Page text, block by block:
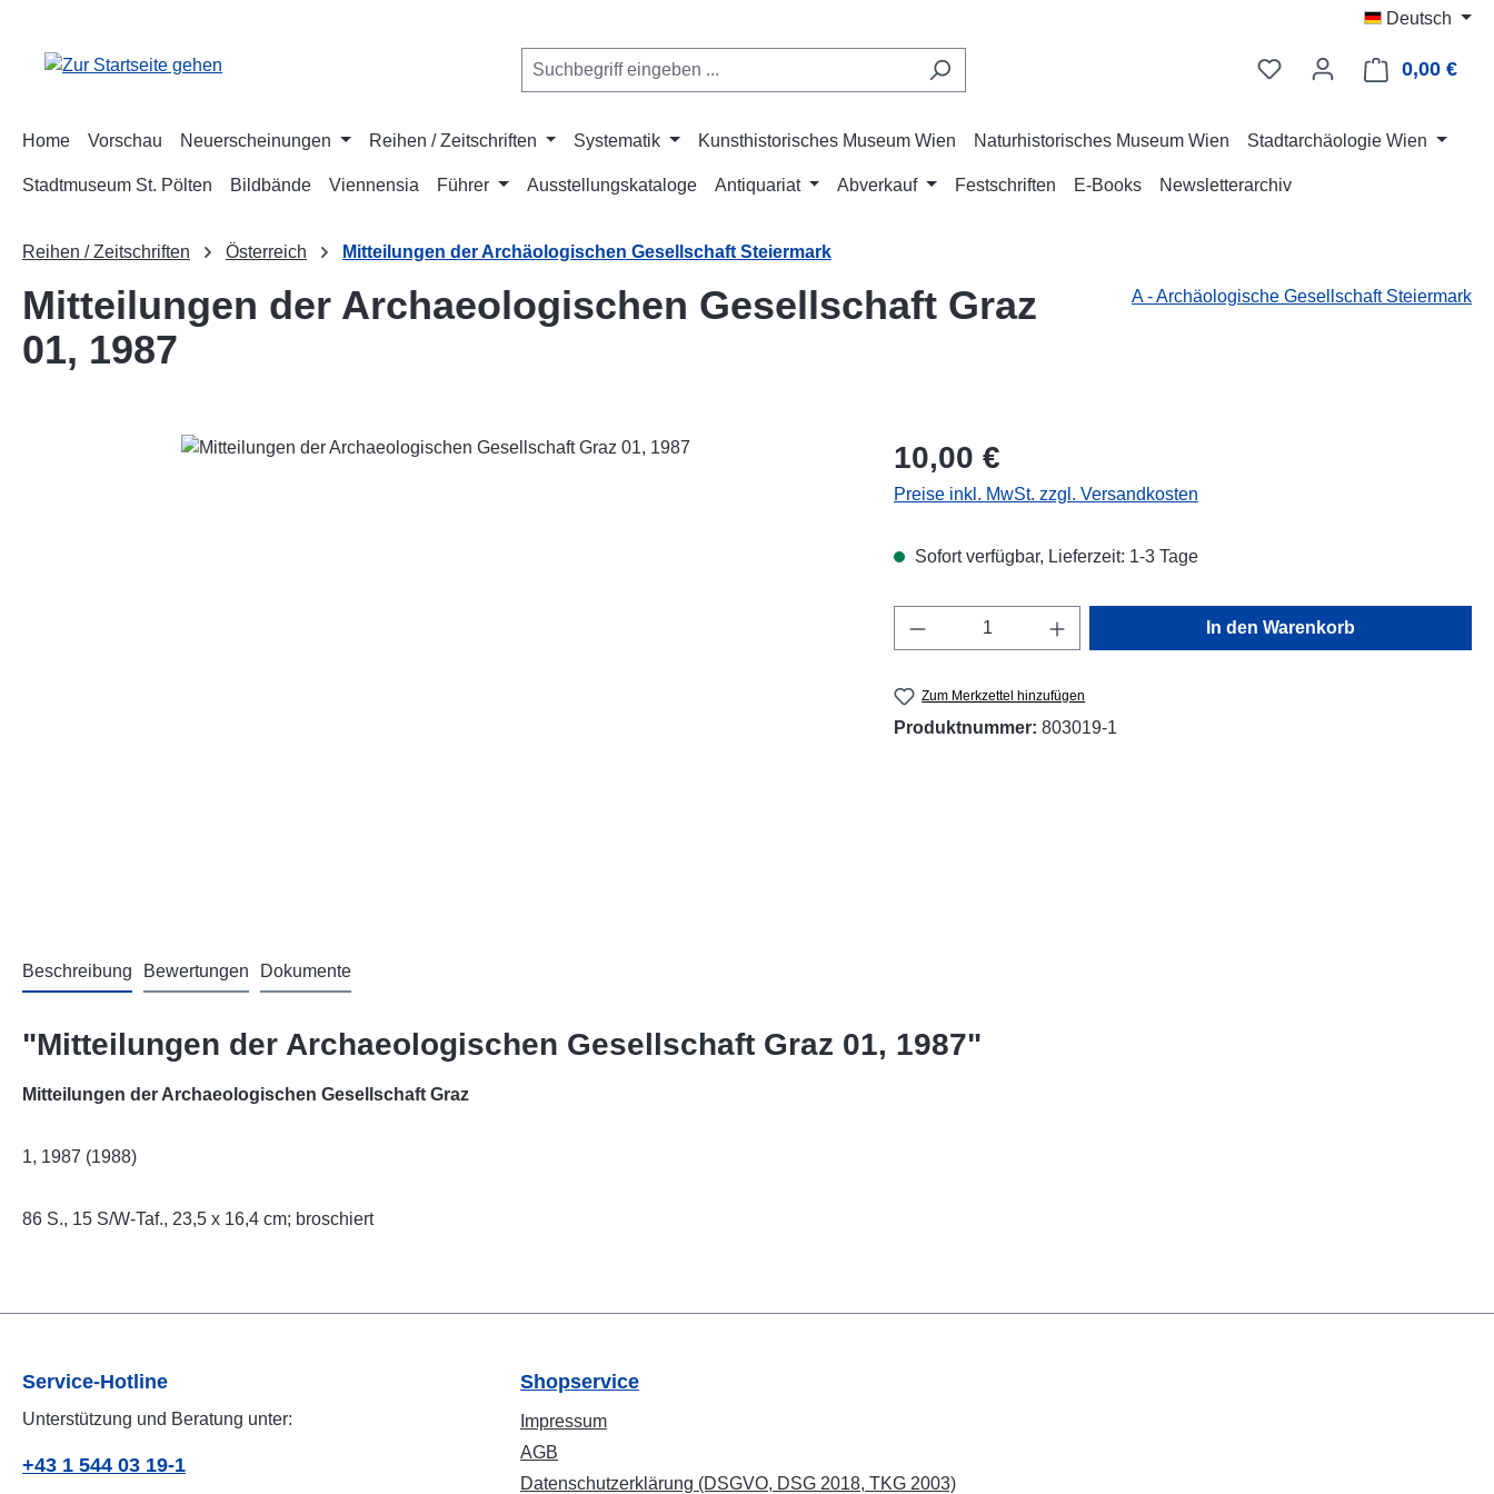
Deutsch
0,00 €
Home Vorschau Neuerscheinungen Reihen / Zeitschriften Systematik Kunsthistorisches Museum Wien Naturhistorisches Museum Wien Stadtarchäologie Wien
Stadtmuseum St. Pölten Bildbände Viennensia Führer Ausstellungskataloge Antiquariat Abverkauf Festschriften E-Books Newsletterarchiv
Reihen / Zeitschriften Österreich Mitteilungen der Archäologischen Gesellschaft Steiermark
Mitteilungen der Archaeologischen Gesellschaft Graz
01, 1987
A - Archäologische Gesellschaft Steiermark
Bildergalerie überspringen Regulärer Preis:
10,00 €
Preise inkl. MwSt. zzgl. Versandkosten
Sofort verfügbar, Lieferzeit: 1-3 Tage
Produkt Anzahl: Gib den gewünschten Wert ein
In den Warenkorb
Zum Merkzettel hinzufügen
Produktnummer: 803019-1
Beschreibung Bewertungen Dokumente
"Mitteilungen der Archaeologischen Gesellschaft Graz 01, 1987"
Mitteilungen der Archaeologischen Gesellschaft Graz
1, 1987 (1988)
86 S., 15 S/W-Taf., 23,5 x 16,4 cm; broschiert
Service-Hotline
Unterstützung und Beratung unter:
+43 1 544 03 19-1
Shopservice
Impressum
AGB
Datenschutzerklärung (DSGVO, DSG 2018, TKG 2003)